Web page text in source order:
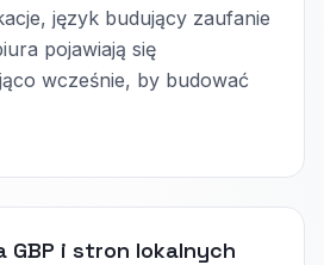
język budujący zaufanie
pojawiają się
wcześnie, by budować
GBP i stron lokalnych